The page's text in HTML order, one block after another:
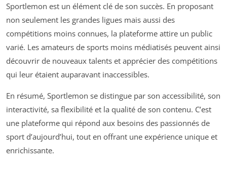
Sportlemon est un élément clé de son succès. En proposant
non seulement les grandes ligues mais aussi des
compétitions moins connues, la plateforme attire un public
varié. Les amateurs de sports moins médiatisés peuvent ainsi
découvrir de nouveaux talents et apprécier des compétitions
qui leur étaient auparavant inaccessibles.
En résumé, Sportlemon se distingue par son accessibilité, son
interactivité, sa flexibilité et la qualité de son contenu. C’est
une plateforme qui répond aux besoins des passionnés de
sport d’aujourd’hui, tout en offrant une expérience unique et
enrichissante.